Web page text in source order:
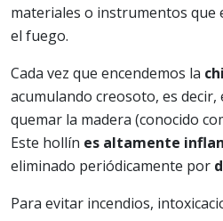
materiales o instrumentos que
el fuego.
Cada vez que encendemos la
acumulando creosoto, es
quemar la madera (conocido
Este hollín es altamente
eliminado periódicamente por
Para evitar incendios,